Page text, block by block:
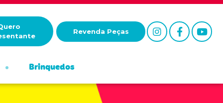
Revenda Peças
Brinquedos